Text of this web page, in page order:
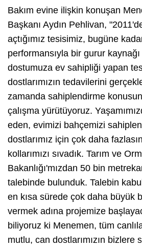
Bakım evine ilişkin konuşan
Başkanı Aydın Pehlivan,
açtığımız tesisimiz, bugüne
performansıyla bir gurur
dostumuza ev sahipliği yapan
dostlarımızın tedavilerini
zamanda sahiplendirme
çalışma yürütüyoruz.
eden, evimizi bahçemizi
dostlarımız için çok daha
kollarımızı sıvadık. Tarım ve
Bakanlığı'mızdan 50 bin
talebinde bulunduk. Talebin
en kısa sürede çok daha büyük
vermek adına projemize
biliyoruz ki Menemen, tüm
mutlu, can dostlarımızın bizlere